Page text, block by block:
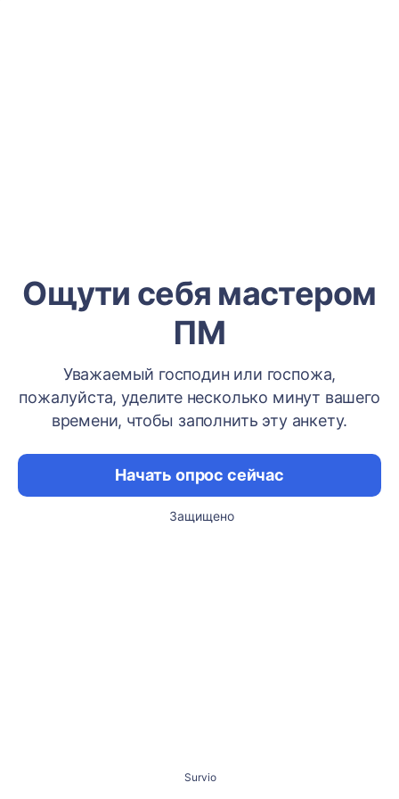
Ощути себя мастером
ПМ
Уважаемый господин или госпожа,
пожалуйста, уделите несколько минут вашего
времени, чтобы заполнить эту анкету.
Начать опрос сейчас
Защищено
Survio